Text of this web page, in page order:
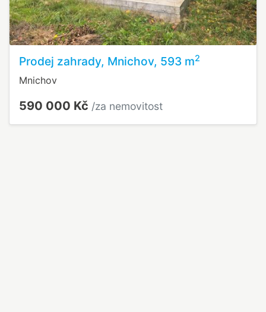
Prodej zahrady, Mnichov, 593 m2
Mnichov
590 000 Kč /za nemovitost